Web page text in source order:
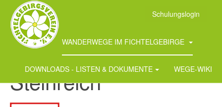
Schulungslogin
START WANDERWEGE IM FICHTELGEBIRGE
DOWNLOADS - LISTEN & DOKUMENTE WEGE-WIKI
Fränkisches
Steinreich